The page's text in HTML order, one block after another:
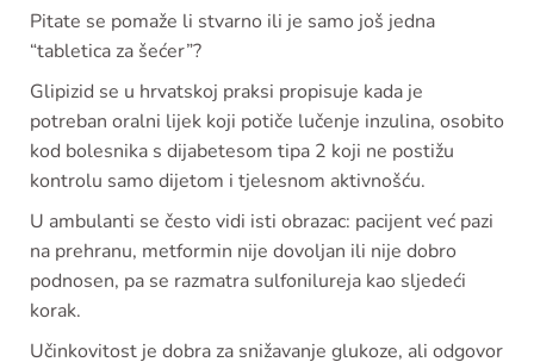
Pitate se pomaže li stvarno ili je samo još jedna
“tabletica za šećer”?
Glipizid se u hrvatskoj praksi propisuje kada je
potreban oralni lijek koji potiče lučenje inzulina, osobito
kod bolesnika s dijabetesom tipa 2 koji ne postižu
kontrolu samo dijetom i tjelesnom aktivnošću.
U ambulanti se često vidi isti obrazac: pacijent već pazi
na prehranu, metformin nije dovoljan ili nije dobro
podnosen, pa se razmatra sulfonilureja kao sljedeći
korak.
Učinkovitost je dobra za snižavanje glukoze, ali odgovor